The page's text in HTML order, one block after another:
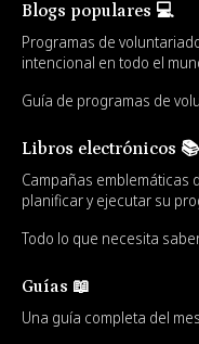
Blogs populares 💻
Programas de
intencional en todo el
Guía de programas de
Libros electrónicos 📚
Campañas emblemáticas
planificar y ejecutar su
Todo lo que necesita
Guías 📖
Una guía completa del